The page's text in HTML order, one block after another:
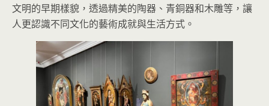
文明的早期樣貌，透過精美的陶器、青銅器和木雕等，讓
人更認識不同文化的藝術成就與生活方式。